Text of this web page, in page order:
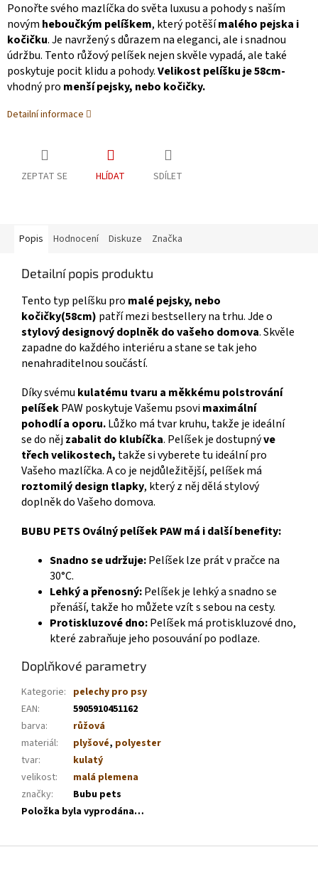
Ponořte svého mazlíčka do světa luxusu a pohody s naším
novým heboučkým pelíškem, který potěšímalého pejska i
kočičku. Je navržený s důrazem na eleganci, ale i snadnou
údržbu. Tento růžový pelíšek nejen skvěle vypadá, ale také
poskytuje pocit klidu a pohody.Velikost pelíšku je 58cm-
vhodný pro menší pejsky, nebo kočičky.
Detailní informace
ZEPTAT SE HLÍDAT SDÍLET
Popis Hodnocení Diskuze Značka
Detailní popis produktu
Tento typ pelíšku pro malé pejsky, nebo
kočičky(58cm) patří mezi bestsellery na trhu. Jde o
stylový designový doplněk do vašeho domova. Skvěle
zapadne do každého interiéru a stane se tak jeho
nenahraditelnou součástí.
Díky svému kulatému tvaru a měkkému polstrování
pelíšekPAW poskytuje Vašemu psovimaximální
pohodlí a oporu.Lůžko má tvar kruhu, takže je ideální
se do nějzabalit do klubíčka. Pelíšek je dostupnýve
třech velikostech, takže si vyberete tu ideální pro
Vašeho mazlíčka. A co je nejdůležitější, pelíšek má
roztomilý design tlapky, který z něj dělá stylový
doplněk do Vašeho domova.
BUBU PETS Oválný pelíšek PAW má i další benefity:
Snadno se udržuje:Pelíšek lze prát v pračce na
30°C.
Lehký a přenosný:Pelíšek je lehký a snadno se
přenáší, takže ho můžete vzít s sebou na cesty.
Protiskluzové dno:Pelíšek má protiskluzové dno,
které zabraňuje jeho posouvání po podlaze.
Doplňkové parametry
Kategorie: pelechy pro psy
EAN:
5905910451162
barva:
růžová
materiál: plyšové, polyester
tvar:
kulatý
velikost:
malá plemena
značky:
Bubu pets
Položka byla vyprodána…